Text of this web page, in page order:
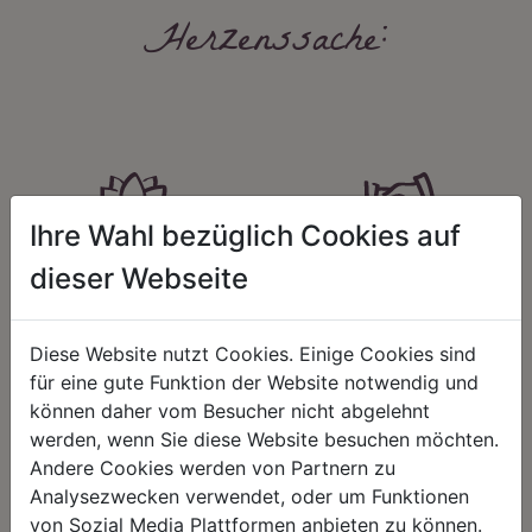
Herzenssache:
schenken natürliche, stilvolle
Momente für harmonische Stunden
zu Hause – den Ort, an dem
Menschen sich geborgen fühlen und
positive Energie schöpfen.
fair – im Hinblick auf unsere
Kalkulation, angemessene
Entlohnung und unsere
nachhaltigen, gewachsenen
Geschäftsbeziehungen.
Ihre Wahl bezüglich Cookies auf
dieser Webseite
Diese Website nutzt Cookies. Einige Cookies sind
für eine gute Funktion der Website notwendig und
können daher vom Besucher nicht abgelehnt
werden, wenn Sie diese Website besuchen möchten.
Andere Cookies werden von Partnern zu
Analysezwecken verwendet, oder um Funktionen
von Sozial Media Plattformen anbieten zu können.